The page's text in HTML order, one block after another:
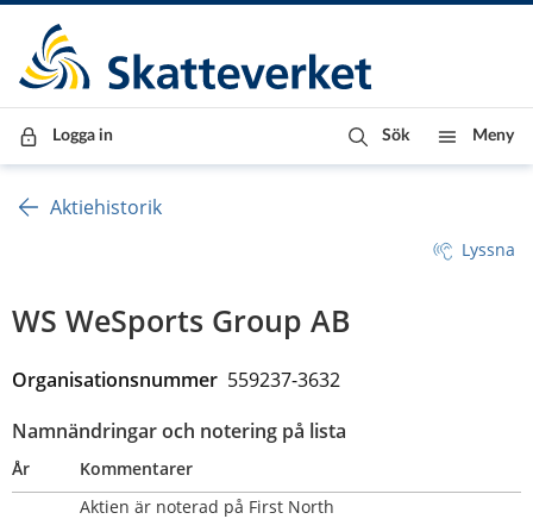
Till innehåll
Till navigationen
Till chattrobot
Logga in Sök Meny
Aktiehistorik
Lyssna
WS WeSports Group AB
Organisationsnummer 559237-3632
Namnändringar och notering på lista
År
Kommentarer
Aktien är noterad på First North